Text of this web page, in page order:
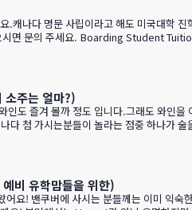
나다 명문 사립이라고 해도 미국대학
시면 문의 주세요. Boarding Student
소주는 얼마?)
도 즐겨 볼까 정도 입니다.그래도 와인
첨 가시는분들이 놀라는 점중 하나가
. 한번 보세요.그리고 어떤 와인이 있나? 아
비 유학맘들을 위한)
요! 밴쿠버에 사시는 분들께는 이미 익